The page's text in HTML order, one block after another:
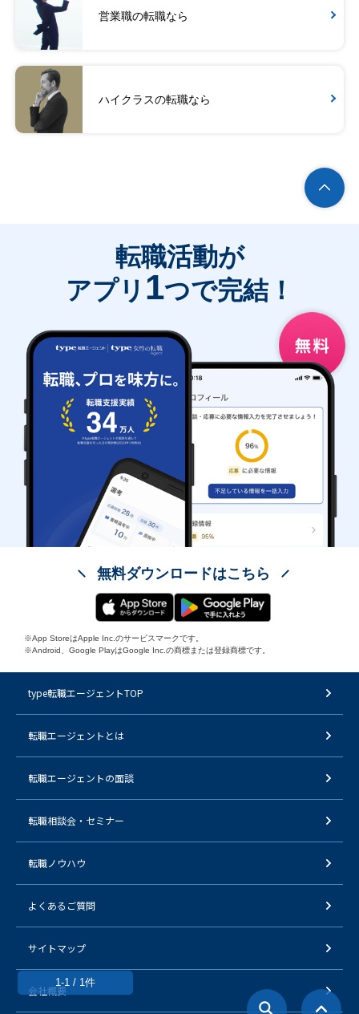
営業職の転職なら
ハイクラスの転職なら
1-1 / 1件
転職活動が
アプリ 1つで完結！
無料ダウンロードはこちら
※App StoreはApple Inc.のサービスマークです。
※Android、Google PlayはGoogle Inc.の商標または登録商標です。
type転職エージェントTOP
転職エージェントとは
転職エージェントの面談
転職相談会・セミナー
転職ノウハウ
よくあるご質問
サイトマップ
会社概要